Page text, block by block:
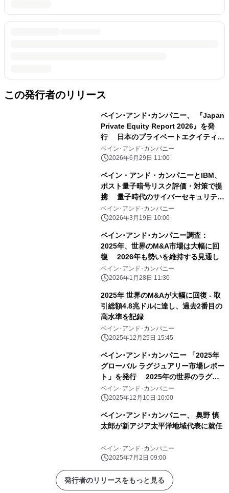
この発行者のリリース
ベイン･アンド･カンパニー、 『Japan
Private Equity Report 2026』を発
行 日本のプライベートエクイティ市
場：高収益が呼び込む競争激化
ベイン･アンド･カンパニー
2026年6月29日 11:00
ベイン・アンド・カンパニーとIBM、
ポスト量子暗号リスク評価・対策で提
携 量子時代のサイバーセキュリティ
対応を支援
ベイン･アンド･カンパニー
2026年3月19日 10:00
ベイン･アンド･カンパニー調査：
2025年、世界のM&A市場は大幅に回
復 2026年も勢いを維持する見通し
ベイン･アンド･カンパニー
2026年1月28日 11:30
2025年 世界のM&Aが大幅に回復 - 取
引総額4.8兆ドルに達し、過去2番目の
高水準を記録
ベイン･アンド･カンパニー
2025年12月25日 15:45
ベイン･アンド･カンパニー 「2025年
グローバル ラグジュアリー市場レポー
ト」を発行 2025年の世界のラグジ
ュアリー市場は不確実性が続くなかで
も 1.44兆ユーロ規模で横ばいを維持
ベイン･アンド･カンパニー
2025年12月10日 10:00
ベイン･アンド･カンパニー、 奥野 慎
太郎が新アジア太平洋地域代表に就任
ベイン･アンド･カンパニー
2025年7月2日 09:00
発行者のリリースをもっと見る